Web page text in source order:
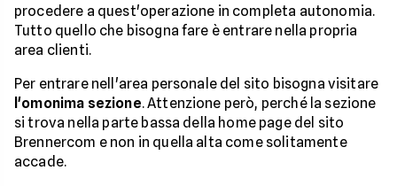
procedere a quest'operazione in completa autonomia.
Tutto quello che bisogna fare è entrare nella propria
area clienti.
Per entrare nell'area personale del sito bisogna visitare
l'omonima sezione. Attenzione però, perché la sezione
si trova nella parte bassa della home page del sito
Brennercom e non in quella alta come solitamente
accade.